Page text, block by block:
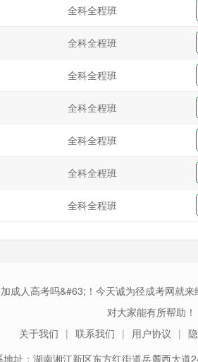
全科全程班
全科全程班
全科全程班
全科全程班
全科全程班
全科全程班
全科全程班
成人高考吗&#63;！今天诚为径成考网就
对大家能有所帮助！
关于我们
联系我们 用户协议
地址：湖南湘江新区东方红街道岳麓西大道